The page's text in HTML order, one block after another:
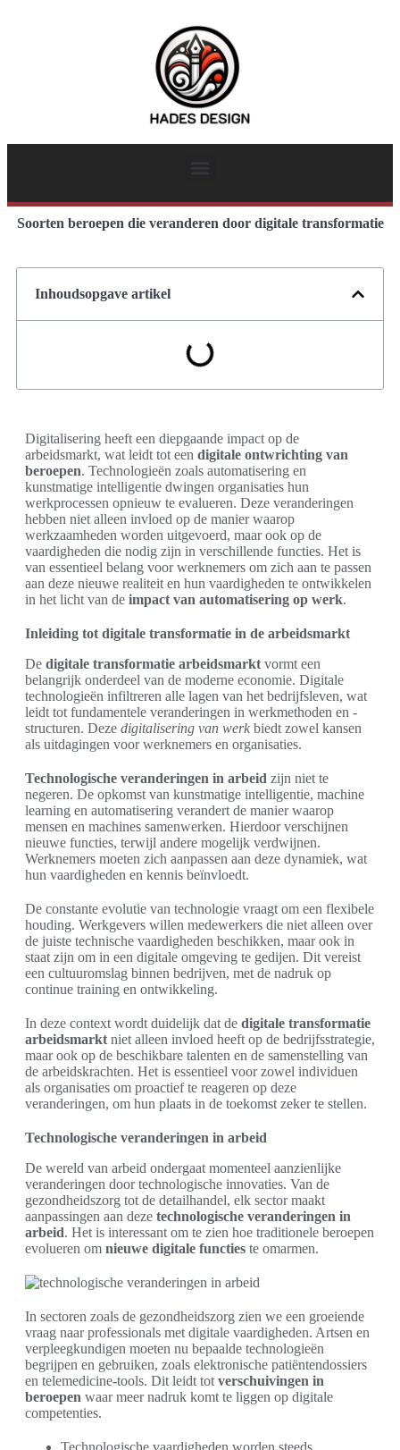
Soorten beroepen die veranderen door digitale transformatie
Inhoudsopgave artikel
Digitalisering heeft een diepgaande impact op de
arbeidsmarkt, wat leidt tot een digitale ontwrichting van
beroepen. Technologieën zoals automatisering en
kunstmatige intelligentie dwingen organisaties hun
werkprocessen opnieuw te evalueren. Deze veranderingen
hebben niet alleen invloed op de manier waarop
werkzaamheden worden uitgevoerd, maar ook op de
vaardigheden die nodig zijn in verschillende functies. Het is
van essentieel belang voor werknemers om zich aan te passen
aan deze nieuwe realiteit en hun vaardigheden te ontwikkelen
in het licht van de impact van automatisering op werk.
Inleiding tot digitale transformatie in de arbeidsmarkt
De digitale transformatie arbeidsmarkt vormt een
belangrijk onderdeel van de moderne economie. Digitale
technologieën infiltreren alle lagen van het bedrijfsleven, wat
leidt tot fundamentele veranderingen in werkmethoden en -
structuren. Deze digitalisering van werk biedt zowel kansen
als uitdagingen voor werknemers en organisaties.
Technologische veranderingen in arbeid zijn niet te
negeren. De opkomst van kunstmatige intelligentie, machine
learning en automatisering verandert de manier waarop
mensen en machines samenwerken. Hierdoor verschijnen
nieuwe functies, terwijl andere mogelijk verdwijnen.
Werknemers moeten zich aanpassen aan deze dynamiek, wat
hun vaardigheden en kennis beïnvloedt.
De constante evolutie van technologie vraagt om een flexibele
houding. Werkgevers willen medewerkers die niet alleen over
de juiste technische vaardigheden beschikken, maar ook in
staat zijn om in een digitale omgeving te gedijen. Dit vereist
een cultuuromslag binnen bedrijven, met de nadruk op
continue training en ontwikkeling.
In deze context wordt duidelijk dat de digitale transformatie
arbeidsmarkt niet alleen invloed heeft op de bedrijfsstrategie,
maar ook op de beschikbare talenten en de samenstelling van
de arbeidskrachten. Het is essentieel voor zowel individuen
als organisaties om proactief te reageren op deze
veranderingen, om hun plaats in de toekomst zeker te stellen.
Technologische veranderingen in arbeid
De wereld van arbeid ondergaat momenteel aanzienlijke
veranderingen door technologische innovaties. Van de
gezondheidszorg tot de detailhandel, elk sector maakt
aanpassingen aan deze technologische veranderingen in
arbeid. Het is interessant om te zien hoe traditionele beroepen
evolueren om nieuwe digitale functies te omarmen.
In sectoren zoals de gezondheidszorg zien we een groeiende
vraag naar professionals met digitale vaardigheden. Artsen en
verpleegkundigen moeten nu bepaalde technologieën
begrijpen en gebruiken, zoals elektronische patiëntendossiers
en telemedicine-tools. Dit leidt tot verschuivingen in
beroepen waar meer nadruk komt te liggen op digitale
competenties.
Technologische vaardigheden worden steeds